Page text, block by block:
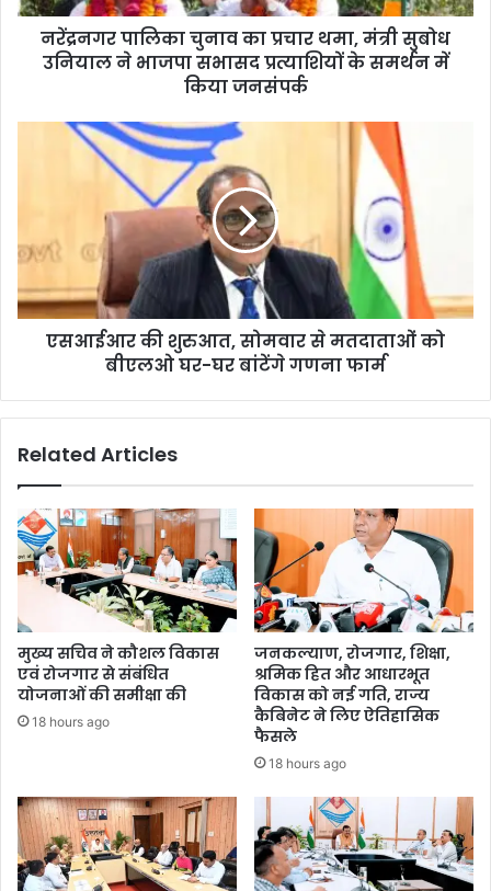
नरेंद्रनगर पालिका चुनाव का प्रचार थमा, मंत्री सुबोध
उनियाल ने भाजपा सभासद प्रत्याशियों के समर्थन में
किया जनसंपर्क
एसआईआर की शुरुआत, सोमवार से मतदाताओं को
बीएलओ घर-घर बांटेंगे गणना फार्म
Related Articles
मुख्य सचिव ने कौशल विकास
एवं रोजगार से संबंधित
योजनाओं की समीक्षा की
18 hours ago
जनकल्याण, रोजगार, शिक्षा,
श्रमिक हित और आधारभूत
विकास को नई गति, राज्य
कैबिनेट ने लिए ऐतिहासिक
फैसले
18 hours ago